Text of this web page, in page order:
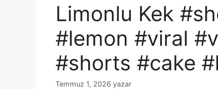
Limonlu Kek
#lemon #viral
#shorts #cake
Temmuz 1, 2026 yazar